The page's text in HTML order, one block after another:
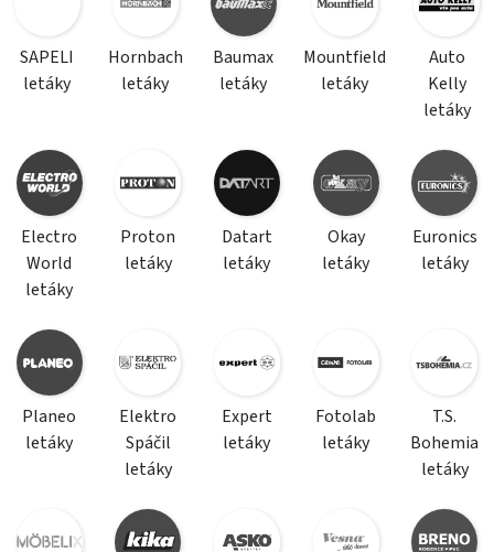
SAPELI
letáky
Hornbach
letáky
Baumax
letáky
Mountfield
letáky
Auto
Kelly
letáky
Electro
World
letáky
Proton
letáky
Datart
letáky
Okay
letáky
Euronics
letáky
Planeo
letáky
Elektro
Spáčil
letáky
Expert
letáky
Fotolab
letáky
T.S.
Bohemia
letáky